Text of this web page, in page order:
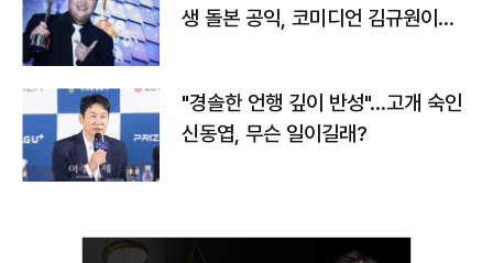
생 돌본 공익, 코미디언 김규원이었
"경솔한 언행 깊이 반성"…고개 숙인
신동엽, 무슨 일이길래?